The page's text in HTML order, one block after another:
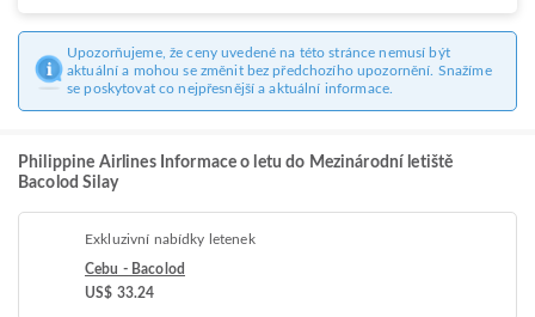
Upozorňujeme, že ceny uvedené na této stránce nemusí být
aktuální a mohou se změnit bez předchozího upozornění. Snažíme
se poskytovat co nejpřesnější a aktuální informace.
Philippine Airlines Informace o letu do Mezinárodní letiště
Bacolod Silay
Exkluzivní nabídky letenek
Cebu - Bacolod
US$ 33.24